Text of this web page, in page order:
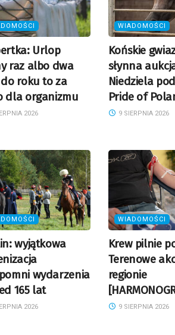
Urlop
raz albo dwa
roku to za
dla organizmu
2026
WIADOMOŚCI
Końskie
słynna
Niedziela
Pride of
9 SIERPNIA 2026
wyjątkowa
wydarzenia
165 lat
2026
WIADOMOŚCI
Krew pilnie
Terenowe
regionie
9 SIERPNIA 2026